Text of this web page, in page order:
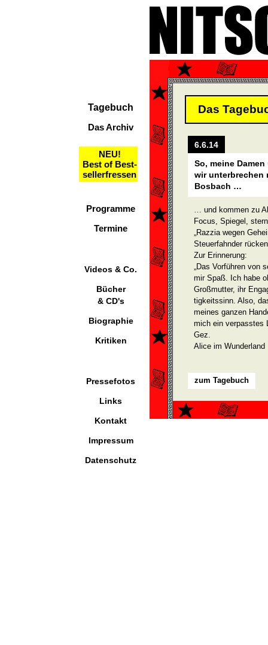
Tagebuch
Das Archiv
NEU!
Best of Best-
sellerfressen
Programme
Termine
Videos & Co.
Bücher
& CD's
Biographie
Kritiken
Pressefotos
Links
Kontakt
Impressum
Datenschutz
Das
6.6.14
So, meine
wir unterbrechen
Bosbach …
… und kommen zu
Focus, Spiegel,
„Razzia wegen
Steuerfahnder
Zur Erinnerung:
„Das Vorführen von
mir Spaß. Ich habe
Großmutter, ihr
tigkeitssinn. Also,
meines ganzen
mich ein verpasstes
Gez.
Alice im Wunderland
zum Tagebuch